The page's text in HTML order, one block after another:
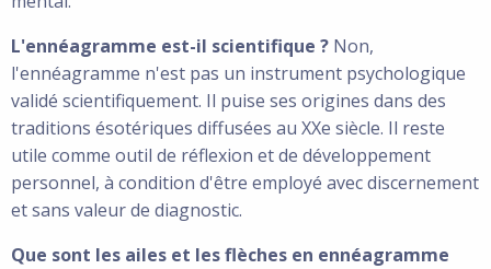
L'ennéagramme est-il scientifique ? Non,
l'ennéagramme n'est pas un instrument psychologique
validé scientifiquement. Il puise ses origines dans des
traditions ésotériques diffusées au XXe siècle. Il reste
utile comme outil de réflexion et de développement
personnel, à condition d'être employé avec discernement
et sans valeur de diagnostic.
Que sont les ailes et les flèches en ennéagramme